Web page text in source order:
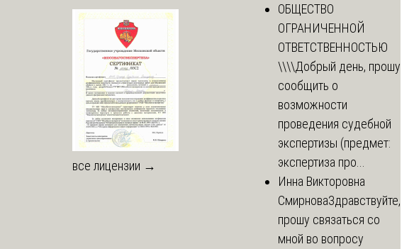
все лицензии →
ОБЩЕСТВО
ОГРАНИЧЕННОЙ
ОТВЕТСТВЕННОСТЬЮ
\\\\Добрый день, прошу
сообщить о
возможности
проведения судебной
экспертизы (предмет:
экспертиза про...
Инна Викторовна
СмирноваЗдравствуйте,
прошу связаться со
мной во вопросу